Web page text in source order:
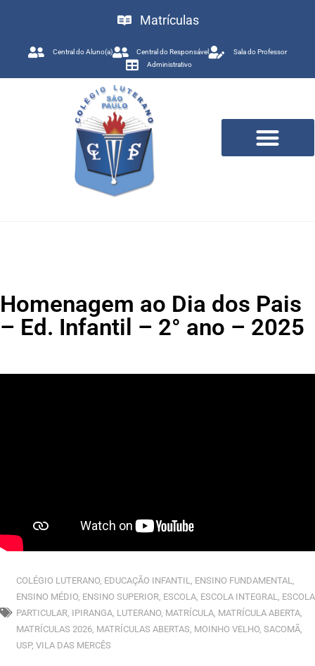
Matrículas
Central do Aluno(a) Central do Responsável
Sala do Professor
Administrativo
Homenagem ao Dia dos Pais
– Ed. Infantil – 2° ano – 2025
COLÉGIO LUTERANO EDUCAÇÃO INFANTIL ENSINO FUNDAMENTAL
ENSINO MÉDIO ENSINO SUPERIOR ESCOLA ESCOLA INTEGRAL
ESCOLA
PARTICULAR IPIRANGA LUTERANO MATRÍCULA MATRÍCULA ABERTA
MATRÍCULAS 2026 MATRÍCULAS ABERTAS MOINHO VELHO SACOMÃ
USP, VILA DAS MERCÊS